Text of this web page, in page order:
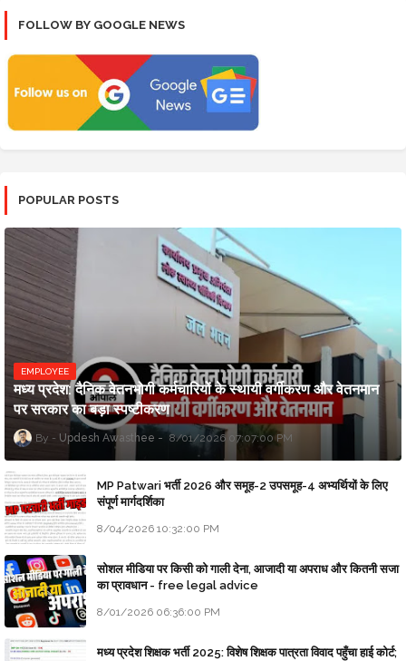
FOLLOW BY GOOGLE NEWS
POPULAR POSTS
EMPLOYEE
मध्य प्रदेश: दैनिक वेतनभोगी कर्मचारियों के स्थायी वर्गीकरण और वेतनमान
पर सरकार का बड़ा स्पष्टीकरण
Updesh Awasthee 8/01/2026 07:07:00 PM
MP Patwari भर्ती 2026 और समूह-2 उपसमूह-4 अभ्यर्थियों के लिए
संपूर्ण मार्गदर्शिका
8/04/2026 10:32:00 PM
सोशल मीडिया पर किसी को गाली देना, आजादी या अपराध और कितनी सजा
का प्रावधान - free legal advice
8/01/2026 06:36:00 PM
मध्य प्रदेश शिक्षक भर्ती 2025: विशेष शिक्षक पात्रता विवाद पहुँचा हाई कोर्ट;